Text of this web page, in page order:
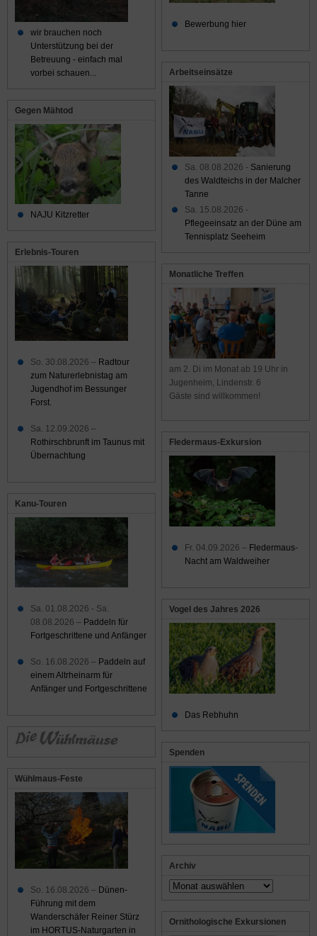
Bewerbung hier
Arbeitseinsätze
Sa. 08.08.2026 - Sanierung
des Waldteichs in der Malcher
Tanne
Sa. 15.08.2026 -
Pflegeeinsatz an der Düne am
Tennisplatz Seeheim
Monatliche Treffen
am 2. Di im Monat ab 19 Uhr in
Jugenheim, Lindenstr. 6
Gäste sind willkommen!
Fledermaus-Exkursion
Fr. 04.09.2026 – Fledermaus-
Nacht am Waldweiher
Vogel des Jahres 2026
Das Rebhuhn
Spenden
Archiv
Archiv
Ornithologische Exkursionen
wir brauchen noch
Unterstützung bei der
Betreuung - einfach mal
vorbei schauen...
Gegen Mähtod
NAJU Kitzretter
Erlebnis-Touren
So. 30.08.2026 – Radtour
zum Naturerlebnistag am
Jugendhof im Bessunger
Forst.
Sa. 12.09.2026 –
Rothirschbrunft im Taunus mit
Übernachtung
Kanu-Touren
Sa. 01.08.2026 - Sa.
08.08.2026 – Paddeln für
Fortgeschrittene und Anfänger
So. 16.08.2026 – Paddeln auf
einem Altrheinarm für
Anfänger und Fortgeschrittene
Wühlmaus-Feste
So. 16.08.2026 – Dünen-
Führung mit dem
Wanderschäfer Reiner Stürz
im HORTUS-Naturgarten in